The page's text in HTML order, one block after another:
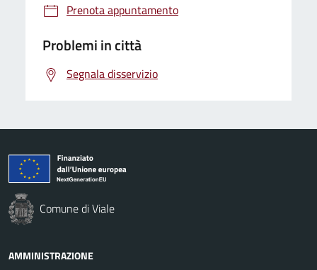
Prenota appuntamento
Problemi in città
Segnala disservizio
Comune di Viale
AMMINISTRAZIONE